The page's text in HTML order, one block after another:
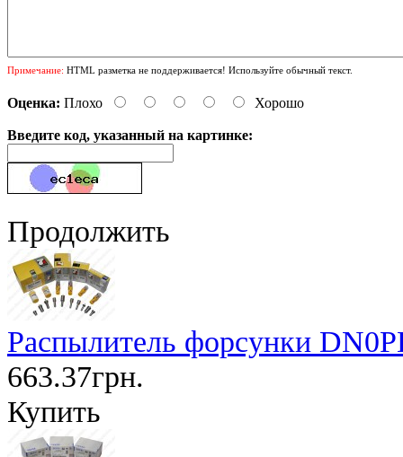
Примечание: HTML разметка не поддерживается! Используйте обычный текст.
Оценка: Плохо Хорошо
Введите код, указанный на картинке:
Продолжить
Распылитель форсунки
663.37грн.
Купить